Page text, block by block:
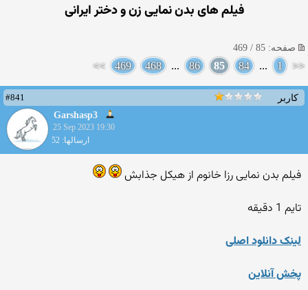
فیلم های بدن نمایی زن و دختر ایرانی
صفحه: 85 / 469
<<
1
...
84
85
86
...
468
469
>>
کاربر
#841
Garshasp3
25 Sep 2023 19:30
ارسالها: 52
فیلم بدن نمایی رزا خانوم از هیکل جذابش
تایم 1 دقیقه
لینک دانلود اصلی
پخش آنلاین